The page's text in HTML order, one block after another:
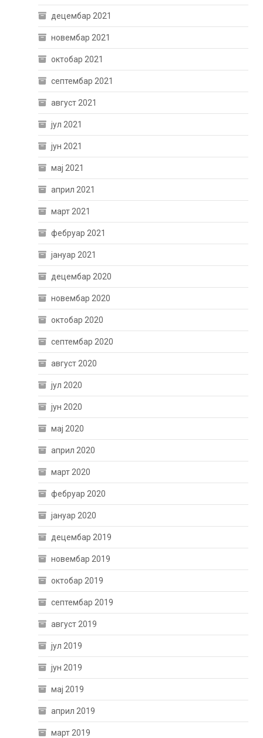
децембар 2021
новембар 2021
октобар 2021
септембар 2021
август 2021
јул 2021
јун 2021
мај 2021
април 2021
март 2021
фебруар 2021
јануар 2021
децембар 2020
новембар 2020
октобар 2020
септембар 2020
август 2020
јул 2020
јун 2020
мај 2020
април 2020
март 2020
фебруар 2020
јануар 2020
децембар 2019
новембар 2019
октобар 2019
септембар 2019
август 2019
јул 2019
јун 2019
мај 2019
април 2019
март 2019